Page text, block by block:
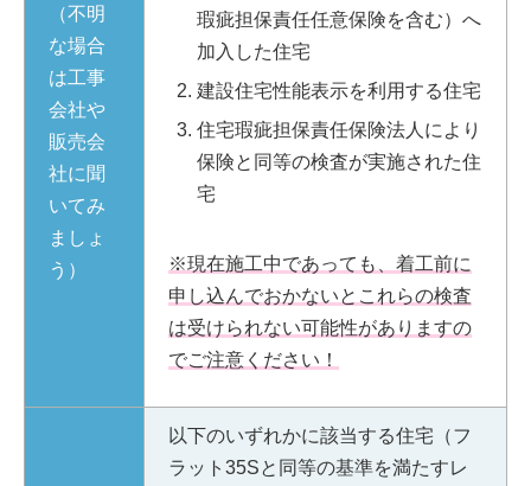
（不明
な場合
は工事
会社や
販売会
社に聞
いてみ
ましょ
う）
瑕疵担保責任任意保険を含む）へ
加入した住宅
建設住宅性能表示を利用する住宅
住宅瑕疵担保責任保険法人により
保険と同等の検査が実施された住
宅
※現在施工中であっても、着工前に
申し込んでおかないとこれらの検査
は受けられない可能性がありますの
でご注意ください！
以下のいずれかに該当する住宅（フ
ラット35Sと同等の基準を満たすレ